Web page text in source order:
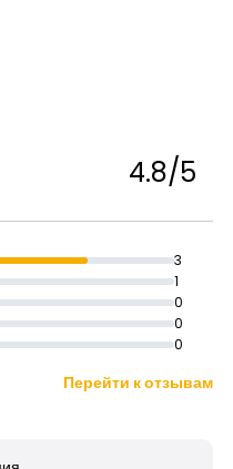
4.8/5
3
1
0
0
0
Перейти к отзывам